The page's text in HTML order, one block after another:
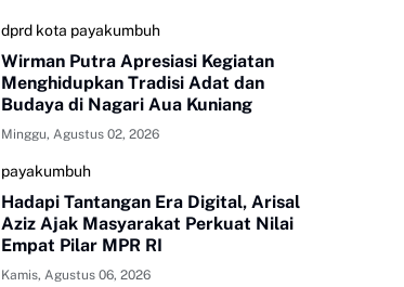
dprd kota payakumbuh
Wirman Putra Apresiasi Kegiatan
Menghidupkan Tradisi Adat dan
Budaya di Nagari Aua Kuniang
Minggu, Agustus 02, 2026
payakumbuh
Hadapi Tantangan Era Digital, Arisal
Aziz Ajak Masyarakat Perkuat Nilai
Empat Pilar MPR RI
Kamis, Agustus 06, 2026